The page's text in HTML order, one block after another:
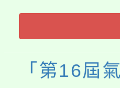
115年食
「第16屆